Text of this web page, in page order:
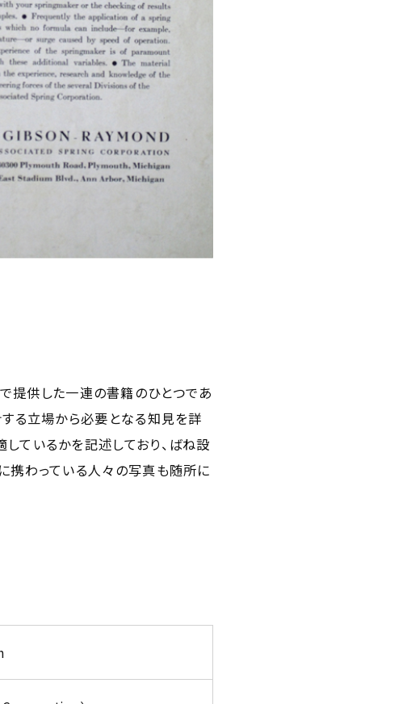
供した一連の書籍のひとつであ
る立場から必要となる知見を詳
ているかを記述しており、ばね設
携わっている人々の写真も随所に